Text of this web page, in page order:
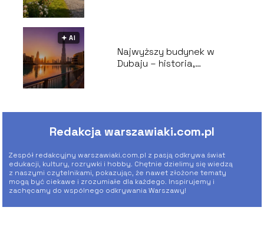
🟅 AI
Najwyższy budynek w
Dubaju – historia,
Redakcja warszawiaki.com.pl
Zespół redakcyjny warszawiaki.com.pl z pasją odkrywa świat
edukacji, kultury, rozrywki i hobby. Chętnie dzielimy się wiedzą
z naszymi czytelnikami, pokazując, że nawet złożone tematy
mogą być ciekawe i zrozumiałe dla każdego. Inspirujemy i
zachęcamy do wspólnego odkrywania Warszawy!